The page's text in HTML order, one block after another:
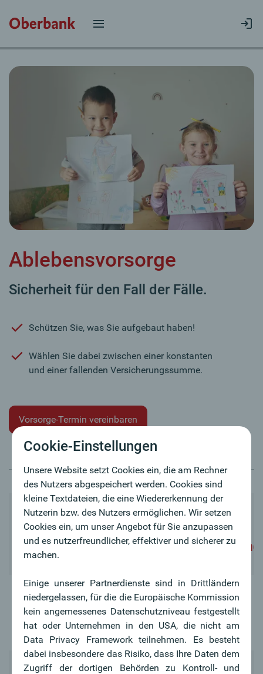
Ablebensvorsorge
Sicherheit für den Fall der Fälle.
Schützen Sie, was Sie aufgebaut haben!
Wählen Sie dabei zwischen einer konstanten
und einer fallenden Versicherungssumme.
Vorsorge-Termin vereinbaren
Ablebensvorsorge
mit konstanter
Versicherungssumme
Tarife*
Ablebensversicherung
RISK CONTROL
Ablebensversicherung
(inkl. Gewinnbeteiligung)
Ablebensvorsorge
Cookie-Einstellungen
Unsere Website setzt Cookies ein, die am Rechner
des Nutzers abgespeichert werden. Cookies sind
kleine Textdateien, die eine Wiedererkennung der
Nutzerin bzw. des Nutzers ermöglichen. Wir setzen
Cookies ein, um unser Angebot für Sie anzupassen
und es nutzerfreundlicher, effektiver und sicherer zu
machen.
Einige unserer Partnerdienste sind in Drittländern
niedergelassen, für die die Europäische Kommission
kein angemessenes Datenschutzniveau festgestellt
hat oder Unternehmen in den USA, die nicht am
Data Privacy Framework teilnehmen. Es besteht
dabei insbesondere das Risiko, dass Ihre Daten dem
Zugriff der dortigen Behörden zu Kontroll- und